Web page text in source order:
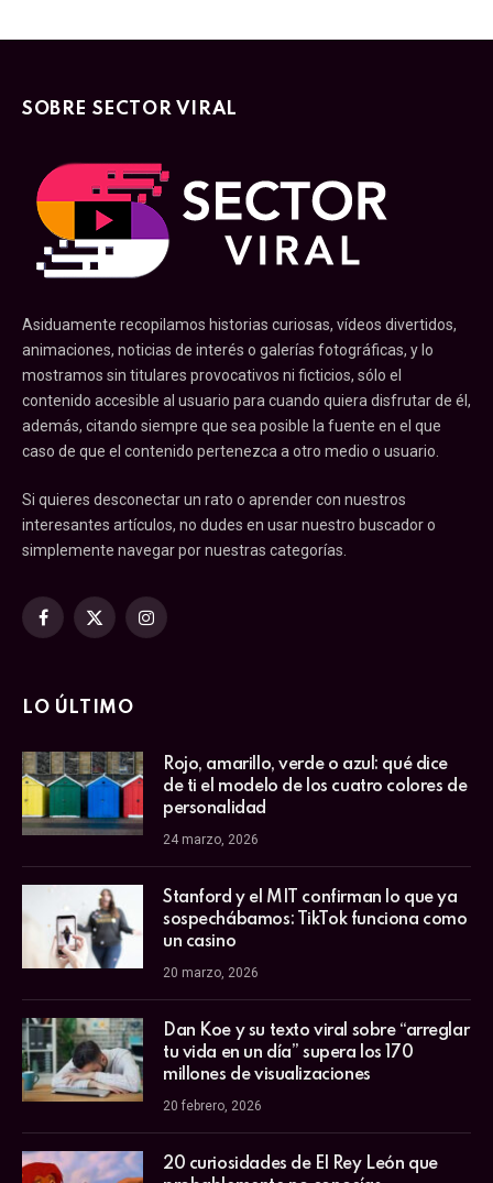
SOBRE SECTOR VIRAL
Asiduamente recopilamos historias curiosas, vídeos divertidos,
animaciones, noticias de interés o galerías fotográficas, y lo
mostramos sin titulares provocativos ni ficticios, sólo el
contenido accesible al usuario para cuando quiera disfrutar de él,
además, citando siempre que sea posible la fuente en el que
caso de que el contenido pertenezca a otro medio o usuario.
Si quieres desconectar un rato o aprender con nuestros
interesantes artículos, no dudes en usar nuestro buscador o
simplemente navegar por nuestras categorías.
Facebook
X
Instagram
LO ÚLTIMO
Rojo, amarillo, verde o azul: qué dice
de ti el modelo de los cuatro colores de
personalidad
24 marzo, 2026
Stanford y el MIT confirman lo que ya
sospechábamos: TikTok funciona como
un casino
20 marzo, 2026
Dan Koe y su texto viral sobre “arreglar
tu vida en un día” supera los 170
millones de visualizaciones
20 febrero, 2026
20 curiosidades de El Rey León que